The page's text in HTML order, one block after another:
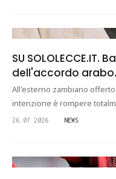
SU
dell'accordo arabo.
All'esterno zambiano
intenzione è rompere
26.07.2026 NEWS